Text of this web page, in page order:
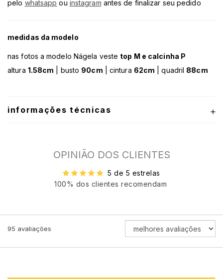
pelo whatsapp ou instagram antes de finalizar seu pedido
medidas da modelo
nas fotos a modelo Nágela veste top M e calcinha P
altura 1.58cm | busto 90cm | cintura 62cm | quadril 88cm
informações técnicas
OPINIÃO DOS CLIENTES
5 de 5 estrelas
100% dos clientes recomendam
95 avaliações
ORDENAR